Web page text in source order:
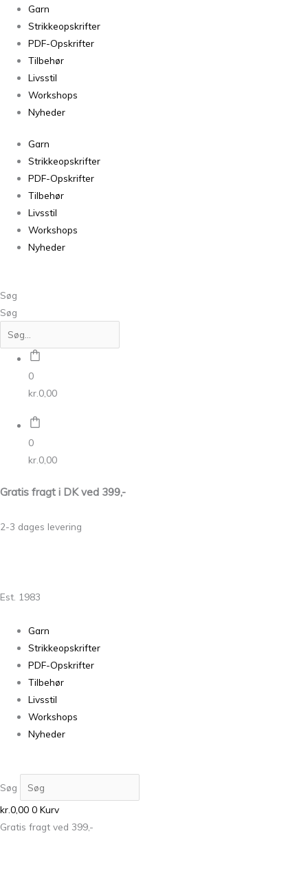
Garn
Strikkeopskrifter
PDF-Opskrifter
Tilbehør
Livsstil
Workshops
Nyheder
Garn
Strikkeopskrifter
PDF-Opskrifter
Tilbehør
Livsstil
Workshops
Nyheder
Søg
Søg
0
kr. 0,00
0
kr. 0,00
Gratis fragt i DK ved 399,-
2-3 dages levering
Est. 1983
Garn
Strikkeopskrifter
PDF-Opskrifter
Tilbehør
Livsstil
Workshops
Nyheder
Søg
kr.0,00 0 Kurv
Gratis fragt ved 399,-
Cocoknits
Flight
Stitch
Markers
(Maskemarkører)
antal